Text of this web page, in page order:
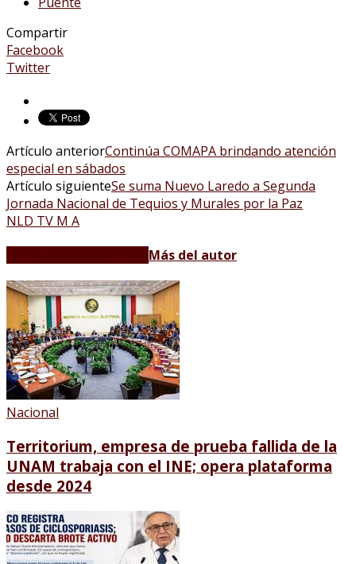
Compartir
Facebook
Twitter
Artículo anteriorContinúa COMAPA brindando atención
especial en sábados
Artículo siguienteSe suma Nuevo Laredo a Segunda
Jornada Nacional de Tequios y Murales por la Paz
NLD TV M A
Más del autor
Nacional
Territorium, empresa de prueba fallida de la
UNAM trabaja con el INE; opera plataforma
desde 2024